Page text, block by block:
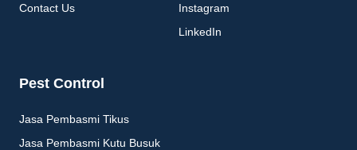
Contact Us
Instagram
LinkedIn
Pest Control
Jasa Pembasmi Tikus
Jasa Pembasmi Kutu Busuk